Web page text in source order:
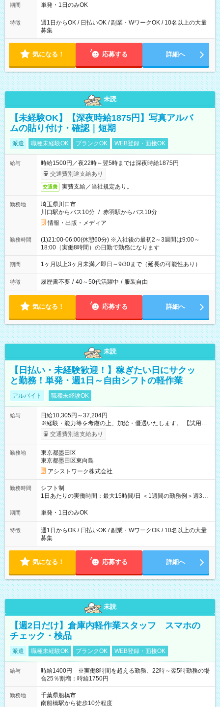
期間 単発・1日のみOK
特徴
週1日からOK / 日払いOK / 副業・WワークOK / 10名以上の大量
募集
気になる！ 応募する 詳細へ
未読
【未経験OK】【深夜時給1875円】写真アルバ
ムの貼り付け・確認｜短期
派遣 職種未経験OK ブランクOK WEB登録・面接OK
給与
時給1500円／夜22時～翌5時までは深夜時給1875円
交通費別途支給あり
交通費 実費支給／当社規定あり。
勤務地
埼玉県川口市
川口駅からバス10分 / 赤羽駅からバス10分
情報・出版・メディア
勤務時間
(1)21:00-06:00(休憩60分) ※入社後の最初2～3週間は9:00～
18:00（実働8時間）の日勤で勤務になります
期間 1ヶ月以上3ヶ月未満／即日～9/30まで（延長の可能性あり）
特徴 履歴書不要 / 40～50代活躍中 / 服装自由
気になる！ 応募する 詳細へ
未読
【日払い・未経験歓迎！】稼ぎたい日にサクッ
と勤務！単発・週1日～自由シフトの軽作業
アルバイト 職種未経験OK
給与
日給10,305円～37,204円
※経験・能力等を考慮の上、加給・優遇いたします。 【試用期
間】試用期間なし
交通費別途支給あり
勤務地
東京都墨田区
東京都墨田区東向島
アシストワーク株式会社
勤務時間
シフト制
1日あたりの実働時間：最大15時間/日 ＜1週間の勤務例＞週3回
勤務 勤務：月・水・金 休み：火・木・土・日 好きな時にお仕事
可能です！ ※1日あたりの最大実働時間は日勤、夜勤共に勤務し
期間 単発・1日のみOK
特徴
週1日からOK / 日払いOK / 副業・WワークOK / 10名以上の大量
募集
気になる！ 応募する 詳細へ
未読
【週2日だけ】倉庫内軽作業スタッフ スマホの
チェック・検品
派遣 職種未経験OK ブランクOK WEB登録・面接OK
給与
時給1400円 ※実働8時間を超える勤務、22時～翌5時勤務の場
合25％割増：時給1750円
勤務地
千葉県船橋市
南船橋駅から徒歩10分程度